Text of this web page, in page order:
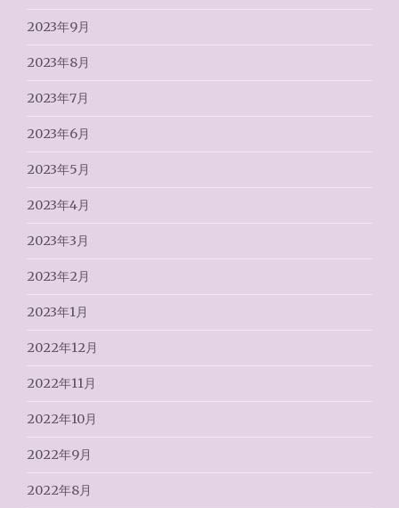
2023年9月
2023年8月
2023年7月
2023年6月
2023年5月
2023年4月
2023年3月
2023年2月
2023年1月
2022年12月
2022年11月
2022年10月
2022年9月
2022年8月